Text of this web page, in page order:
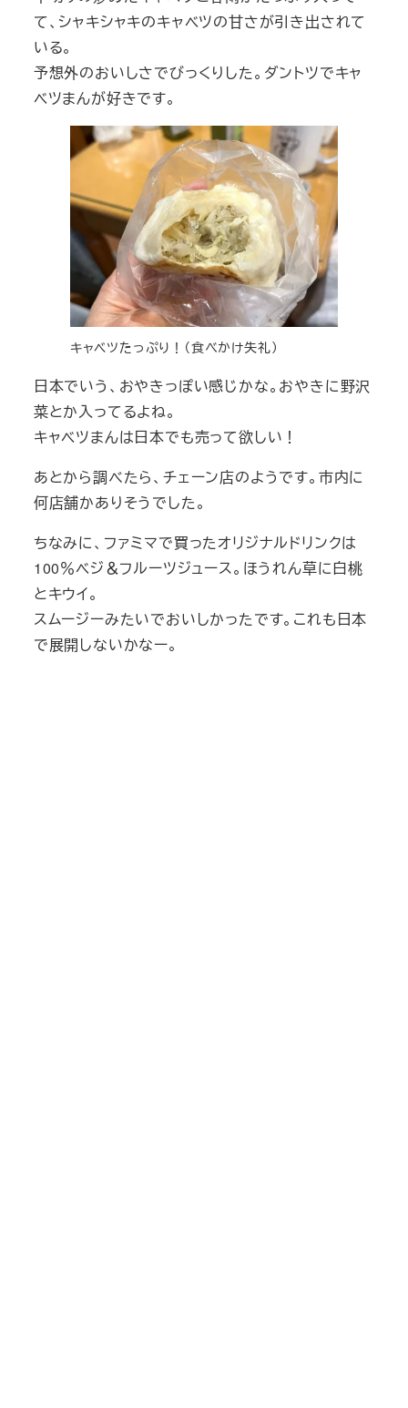
て、シャキシャキのキャベツの甘さが引き出されて
いる。
予想外のおいしさでびっくりした。ダントツでキャ
ベツまんが好きです。
キャベツたっぷり！（食べかけ失礼）
日本でいう、おやきっぽい感じかな。おやきに野沢
菜とか入ってるよね。
キャベツまんは日本でも売って欲しい！
あとから調べたら、チェーン店のようです。市内に
何店舗かありそうでした。
ちなみに、ファミマで買ったオリジナルドリンクは
100％ベジ＆フルーツジュース。ほうれん草に白桃
とキウイ。
スムージーみたいでおいしかったです。これも日本
で展開しないかなー。